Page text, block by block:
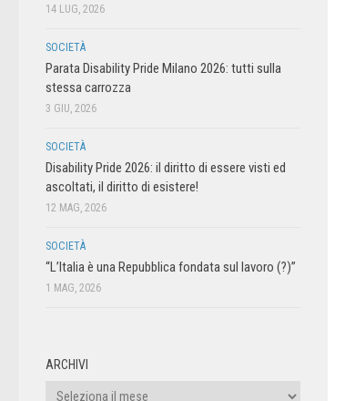
14 LUG, 2026
SOCIETÀ
Parata Disability Pride Milano 2026: tutti sulla
stessa carrozza
3 GIU, 2026
SOCIETÀ
Disability Pride 2026: il diritto di essere visti ed
ascoltati, il diritto di esistere!
12 MAG, 2026
SOCIETÀ
“L’Italia è una Repubblica fondata sul lavoro (?)”
1 MAG, 2026
ARCHIVI